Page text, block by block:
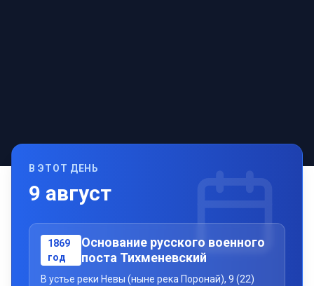
В ЭТОТ ДЕНЬ
9 август
1869
год
Основание русского военного
поста Тихменевский
В устье реки Невы (ныне река Поронай), 9 (22)